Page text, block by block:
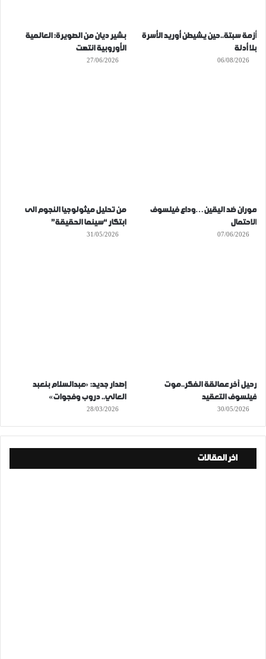
أزمة سبتة..حين يشيطن أوريد الأسرة
بلا أدلة
06/08/2026
بشير ديان من الصويرة: العالمية
الأوروبية انتهت
27/06/2026
موران ضد اليقين…وداع فيلسوف
الاحتمال
07/06/2026
من تحليل ميثولوجيا النجوم الى
ابتكار “سينما الحقيقة”
31/05/2026
رحيل آخر عمالقة الفكر..موت
فيلسوف التعقيد
30/05/2026
إصدار جديد: «عبدالسلام بنعبد
العالي.. دروب وفجوات»
28/03/2026
اخر المقالات